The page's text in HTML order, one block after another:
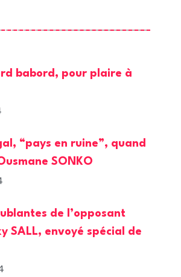
babord, pour plaire à
“pays en ruine”, quand
SONKO
de l’opposant
SALL, envoyé spécial de